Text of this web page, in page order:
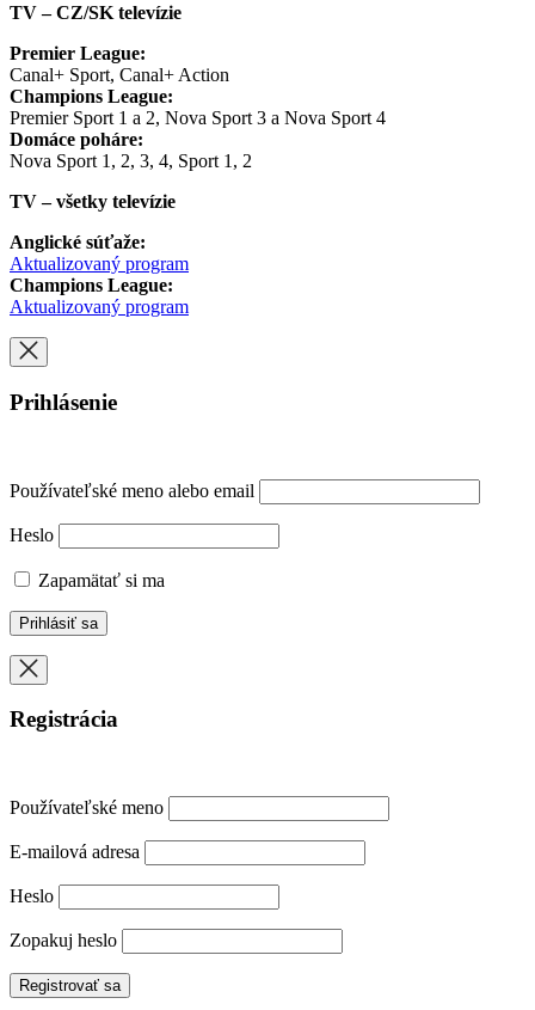
TV – CZ/SK televízie
Premier League:
Canal+ Sport, Canal+ Action
Champions League:
Premier Sport 1 a 2, Nova Sport 3 a Nova Sport 4
Domáce poháre:
Nova Sport 1, 2, 3, 4, Sport 1, 2
TV – všetky televízie
Anglické súťaže:
Aktualizovaný program
Champions League:
Aktualizovaný program
Prihlásenie
Používateľské meno alebo email
Heslo
Zapamätať si ma
Registrácia
Používateľské meno
E-mailová adresa
Heslo
Zopakuj heslo
Registrovať sa